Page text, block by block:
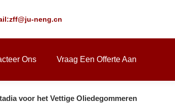
zff@ju-neng.cn
Ons Vraag Een Offerte Aan
voor het Vettige Oliedegommeren